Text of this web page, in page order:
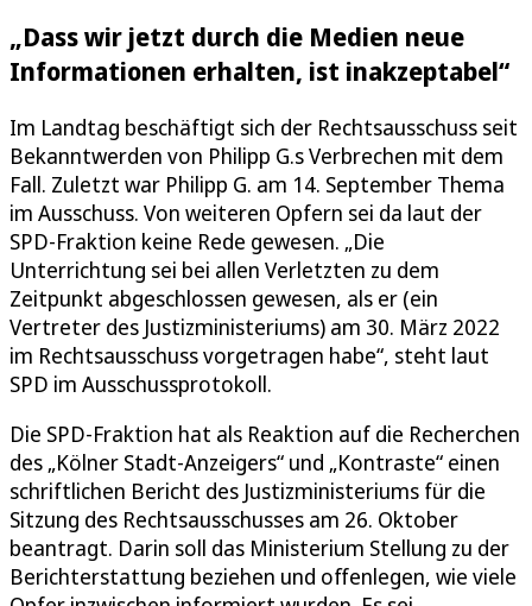
„Dass wir jetzt durch die Medien neue
Informationen erhalten, ist inakzeptabel“
Im Landtag beschäftigt sich der Rechtsausschuss seit
Bekanntwerden von Philipp G.s Verbrechen mit dem
Fall. Zuletzt war Philipp G. am 14. September Thema
im Ausschuss. Von weiteren Opfern sei da laut der
SPD-Fraktion keine Rede gewesen. „Die
Unterrichtung sei bei allen Verletzten zu dem
Zeitpunkt abgeschlossen gewesen, als er (ein
Vertreter des Justizministeriums) am 30. März 2022
im Rechtsausschuss vorgetragen habe“, steht laut
SPD im Ausschussprotokoll.
Die SPD-Fraktion hat als Reaktion auf die Recherchen
des „Kölner Stadt-Anzeigers“ und „Kontraste“ einen
schriftlichen Bericht des Justizministeriums für die
Sitzung des Rechtsausschusses am 26. Oktober
beantragt. Darin soll das Ministerium Stellung zu der
Berichterstattung beziehen und offenlegen, wie viele